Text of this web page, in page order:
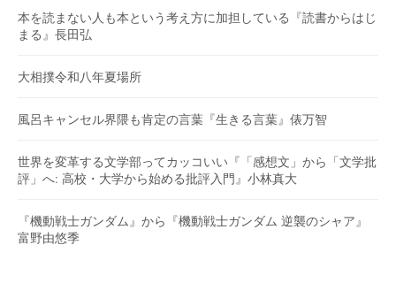
本を読まない人も本という考え方に加担している『読書からはじ
まる』長田弘
大相撲令和八年夏場所
風呂キャンセル界隈も肯定の言葉『生きる言葉』俵万智
世界を変革する文学部ってカッコいい『「感想文」から「文学批
評」へ: 高校・大学から始める批評入門』小林真大
『機動戦士ガンダム』から『機動戦士ガンダム 逆襲のシャア』
富野由悠季